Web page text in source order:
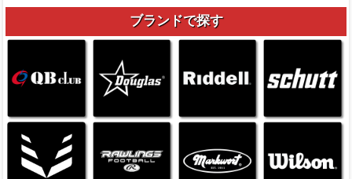
ブランドで探す